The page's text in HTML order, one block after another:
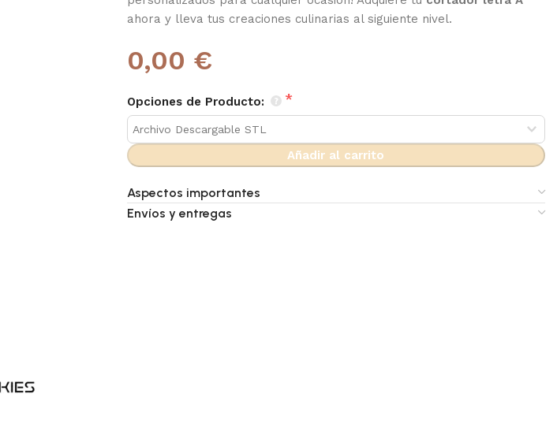
ahora y lleva tus creaciones culinarias al siguiente nivel.
0,00 €
Opciones de Producto:
Añadir al carrito
Aspectos importantes
Envíos y entregas